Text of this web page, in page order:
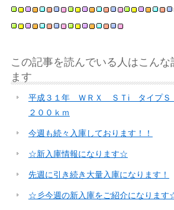
この記事を読んでいる人はこん
ます
平成３１年 ＷＲＸ ＳＴi タイプＳ
２００ｋｍ
今週も続々入庫しております！！
☆新入庫情報になります☆
先週に引き続き大量入庫になります！
☆彡今週の新入庫をご紹介になります